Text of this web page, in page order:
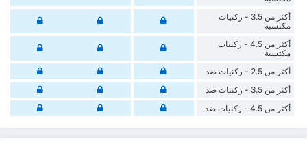
أكثر من 3.5 - ركنيات
مكتسبة
أكثر من 4.5 - ركنيات
مكتسبة
أكثر من 2.5 - ركنيات ضد
أكثر من 3.5 - ركنيات ضد
أكثر من 4.5 - ركنيات ضد